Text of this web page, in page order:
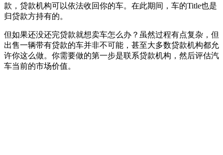
款，贷款机构可以依法收回你的车。在此期间，车的Title也是
归贷款方持有的。
但如果还没还完贷款就想卖车怎么办？虽然过程有点复杂，但
出售一辆带有贷款的车并非不可能，甚至大多数贷款机构都允
许你这么做。你需要做的第一步是联系贷款机构，然后评估汽
车当前的市场价值。